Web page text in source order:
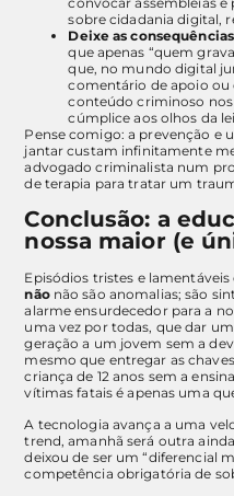
sobre cidadania digital,
Deixe as
que apenas “quem
que, no mundo digital
comentário de apoio
conteúdo criminoso
cúmplice aos olhos da
Pense comigo: a prevenção e
jantar custam infinitamente
advogado criminalista num
de terapia para tratar um
Conclusão: a
nossa maior (e
Episódios tristes e
nãonão são anomalias; são
alarme ensurdecedor para a
uma vez por todas, que dar
geração a um jovem sem a
mesmo que entregar as
criança de 12 anos sem a
vítimas fatais é apenas uma
A tecnologia avança a uma
trend, amanhã será outra
deixou de ser um “diferencial
competência obrigatória de